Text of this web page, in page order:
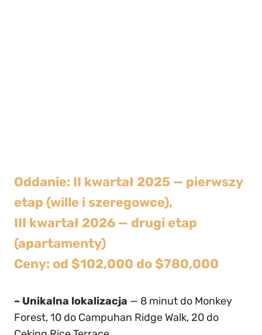
Oddanie: II kwartał 2025 — pierwszy
etap (wille i szeregowce),
III kwartał 2026 — drugi etap
(apartamenty)
Ceny: od $102,000 do $780,000
– Unikalna lokalizacja — 8 minut do Monkey
Forest, 10 do Campuhan Ridge Walk, 20 do